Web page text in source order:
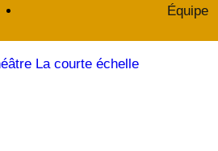
Équipe